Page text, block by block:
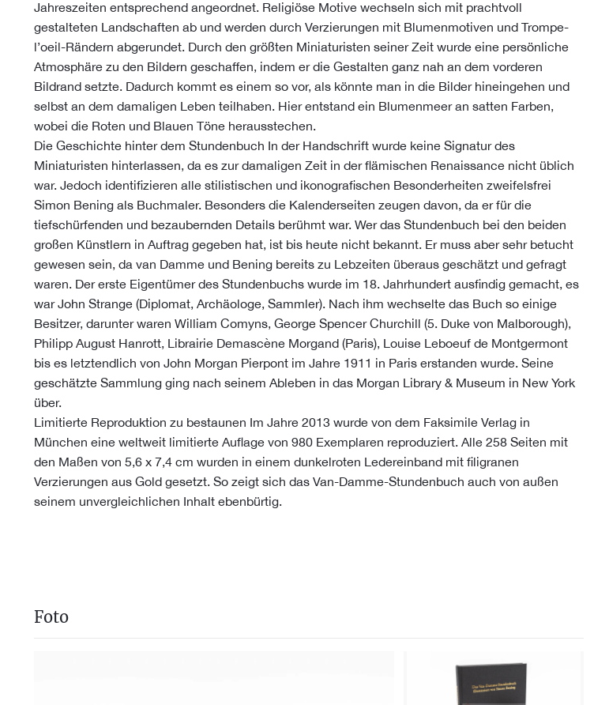
Jahreszeiten entsprechend angeordnet. Religiöse Motive wechseln sich mit prachtvoll
gestalteten Landschaften ab und werden durch Verzierungen mit Blumenmotiven und Trompe-
l’oeil-Rändern abgerundet. Durch den größten Miniaturisten seiner Zeit wurde eine persönliche
Atmosphäre zu den Bildern geschaffen, indem er die Gestalten ganz nah an dem vorderen
Bildrand setzte. Dadurch kommt es einem so vor, als könnte man in die Bilder hineingehen und
selbst an dem damaligen Leben teilhaben. Hier entstand ein Blumenmeer an satten Farben,
wobei die Roten und Blauen Töne herausstechen.
Die Geschichte hinter dem Stundenbuch In der Handschrift wurde keine Signatur des
Miniaturisten hinterlassen, da es zur damaligen Zeit in der flämischen Renaissance nicht üblich
war. Jedoch identifizieren alle stilistischen und ikonografischen Besonderheiten zweifelsfrei
Simon Bening als Buchmaler. Besonders die Kalenderseiten zeugen davon, da er für die
tiefschürfenden und bezaubernden Details berühmt war. Wer das Stundenbuch bei den beiden
großen Künstlern in Auftrag gegeben hat, ist bis heute nicht bekannt. Er muss aber sehr betucht
gewesen sein, da van Damme und Bening bereits zu Lebzeiten überaus geschätzt und gefragt
waren. Der erste Eigentümer des Stundenbuchs wurde im 18. Jahrhundert ausfindig gemacht, es
war John Strange (Diplomat, Archäologe, Sammler). Nach ihm wechselte das Buch so einige
Besitzer, darunter waren William Comyns, George Spencer Churchill (5. Duke von Malborough),
Philipp August Hanrott, Librairie Demascène Morgand (Paris), Louise Leboeuf de Montgermont
bis es letztendlich von John Morgan Pierpont im Jahre 1911 in Paris erstanden wurde. Seine
geschätzte Sammlung ging nach seinem Ableben in das Morgan Library & Museum in New York
über.
Limitierte Reproduktion zu bestaunen Im Jahre 2013 wurde von dem Faksimile Verlag in
München eine weltweit limitierte Auflage von 980 Exemplaren reproduziert. Alle 258 Seiten mit
den Maßen von 5,6 x 7,4 cm wurden in einem dunkelroten Ledereinband mit filigranen
Verzierungen aus Gold gesetzt. So zeigt sich das Van-Damme-Stundenbuch auch von außen
seinem unvergleichlichen Inhalt ebenbürtig.
Foto